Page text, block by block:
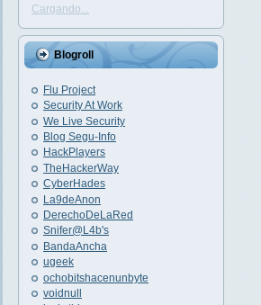
Cargando...
Blogroll
Flu Project
Security At Work
We Live Security
Blog Segu-Info
HackPlayers
TheHackerWay
CyberHades
La9deAnon
DerechoDeLaRed
Snifer@L4b's
BandaAncha
ugeek
ochobitshacenunbyte
voidnull